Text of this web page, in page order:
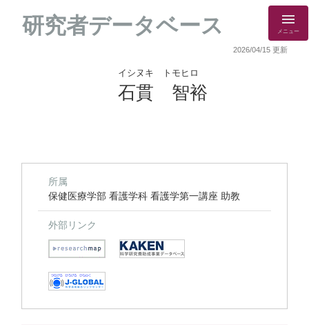
研究者データベース メニュー
2026/04/15 更新
イシヌキ トモヒロ
石貫 智裕
所属
保健医療学部 看護学科 看護学第一講座 助教
外部リンク